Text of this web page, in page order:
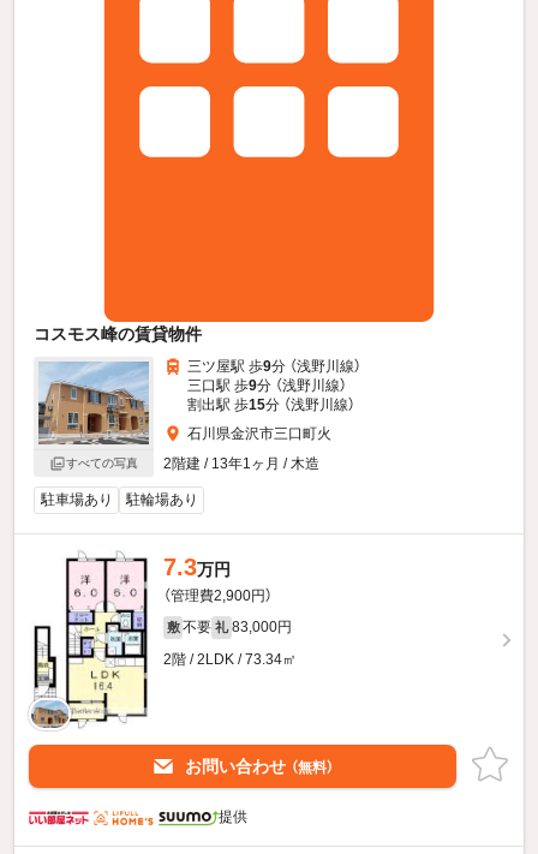
コスモス峰の賃貸物件
すべての写真
三ツ屋駅 歩9分 （浅野川線）
三口駅 歩9分 （浅野川線）
割出駅 歩15分 （浅野川線）
石川県金沢市三口町火
2階建 / 13年1ヶ月 / 木造
駐車場あり 駐輪場あり
7.3万円
（管理費2,900円）
敷 不要 礼 83,000円
2階 / 2LDK / 73.34㎡
お問い合わせ （無料）
提供